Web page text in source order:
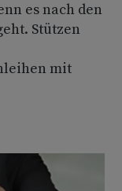
es nach den
Stützen
mit